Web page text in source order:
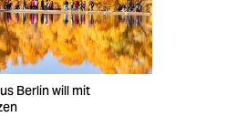
Berlin will mit